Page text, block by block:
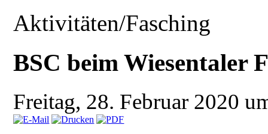
Aktivitäten/Fasching
BSC beim Wiesentaler
Freitag, 28. Februar 2020